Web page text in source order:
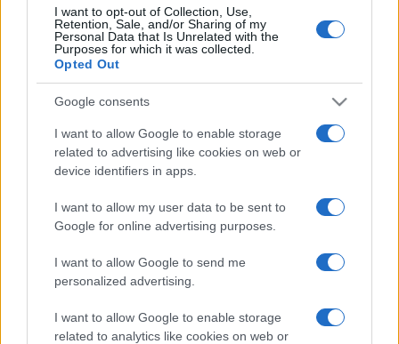
I want to opt-out of Collection, Use,
Retention, Sale, and/or Sharing of my
Personal Data that Is Unrelated with the
Purposes for which it was collected.
Opted Out
Google consents
I want to allow Google to enable storage
related to advertising like cookies on web or
device identifiers in apps.
I want to allow my user data to be sent to
Google for online advertising purposes.
I want to allow Google to send me
personalized advertising.
I want to allow Google to enable storage
related to analytics like cookies on web or
erejű hoaxok létrehozására és bemutatására irányul?. ?
Miközben az egyes munkák megformálása nagyon is
funkcionális és esztétikus, valójában Henrik megzavarja a
tárgyak jól megszokott rendszerét, egyszerre épít két,
egymást kizáró entitásra? ? összegezte Készman
megnyitóját.